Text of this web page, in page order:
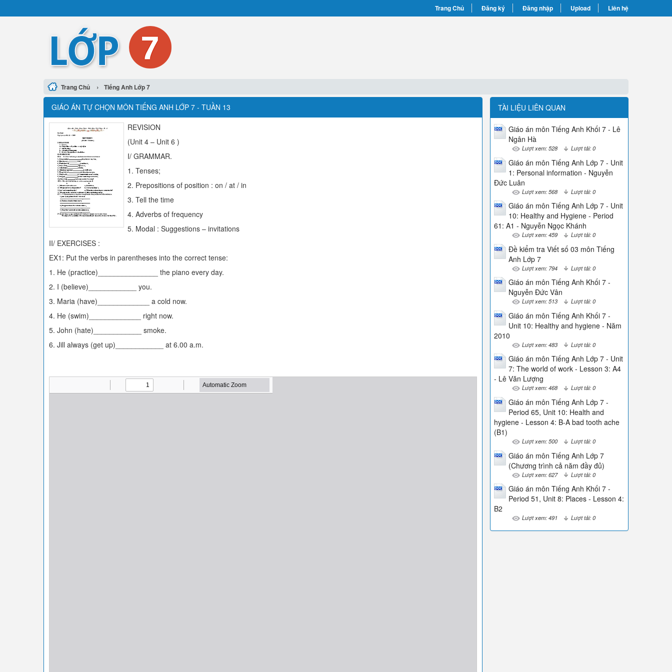
Trang Chủ Đăng ký Đăng nhập Upload Liên hệ
Trang Chủ › Tiếng Anh Lớp 7
GIÁO ÁN TỰ CHỌN MÔN TIẾNG ANH LỚP 7 - TUẦN 13
REVISION
(Unit 4 – Unit 6 )
I/ GRAMMAR.
1. Tenses;
2. Prepositions of position : on / at / in
3. Tell the time
4. Adverbs of frequency
5. Modal : Suggestions – invitations
II/ EXERCISES :
EX1: Put the verbs in parentheses into the correct tense:
1. He (practice)_______________ the piano every day.
2. I (believe)____________ you.
3. Maria (have)_____________ a cold now.
4. He (swim)_____________ right now.
5. John (hate)____________ smoke.
6. Jill always (get up)____________ at 6.00 a.m.
TÀI LIỆU LIÊN QUAN
Giáo án môn Tiếng Anh Khối 7 - Lê
Ngân Hà
Lượt xem: 528 Lượt tải: 0
Giáo án môn Tiếng Anh Lớp 7 - Unit
1: Personal information - Nguyễn
Đức Luân
Lượt xem: 568 Lượt tải: 0
Giáo án môn Tiếng Anh Lớp 7 - Unit
10: Healthy and Hygiene - Period
61: A1 - Nguyễn Ngọc Khánh
Lượt xem: 459 Lượt tải: 0
Đề kiểm tra Viết số 03 môn Tiếng
Anh Lớp 7
Lượt xem: 794 Lượt tải: 0
Giáo án môn Tiếng Anh Khối 7 -
Nguyễn Đức Vân
Lượt xem: 513 Lượt tải: 0
Giáo án môn Tiếng Anh Khối 7 -
Unit 10: Healthy and hygiene - Năm
2010
Lượt xem: 483 Lượt tải: 0
Giáo án môn Tiếng Anh Lớp 7 - Unit
7: The world of work - Lesson 3: A4
- Lê Văn Lượng
Lượt xem: 468 Lượt tải: 0
Giáo án môn Tiếng Anh Lớp 7 -
Period 65, Unit 10: Health and
hygiene - Lesson 4: B-A bad tooth ache
(B1)
Lượt xem: 500 Lượt tải: 0
Giáo án môn Tiếng Anh Lớp 7
(Chương trình cả năm đầy đủ)
Lượt xem: 627 Lượt tải: 0
Giáo án môn Tiếng Anh Khối 7 -
Period 51, Unit 8: Places - Lesson 4:
B2
Lượt xem: 491 Lượt tải: 0